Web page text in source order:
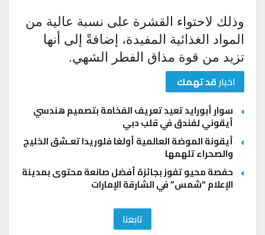
وذلك لاحتواء القشرة على نسبة عالية من
المواد الغذائية المفيدة، إضافةً إلى أنها
تزيد من قوة مذاق الفطر الشهي.
اخبارقد تهمك
سوار أبورايد تعيد تعريف الفخامة بتصميم هندسي
أيقوني لفندق في قلب دبي
أيقونة الموضة العالمية أولغا فلوريدا تعـشق الخليج
والصحراء تلهمها
حفصة محيو تفوز بجائزة أفضل صانعة محتوى بمدينة
الإعلام “شمس” في الشارقة الإمارات
تابعنا